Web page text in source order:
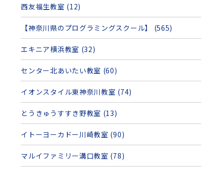
西友福生教室 (12)
【神奈川県のプログラミングスクール】 (565)
エキニア横浜教室 (32)
センター北あいたい教室 (60)
イオンスタイル東神奈川教室 (74)
とうきゅうすすき野教室 (13)
イトーヨーカドー川崎教室 (90)
マルイファミリー溝口教室 (78)